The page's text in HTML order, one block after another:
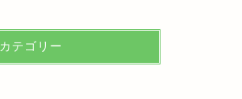
カテゴリー